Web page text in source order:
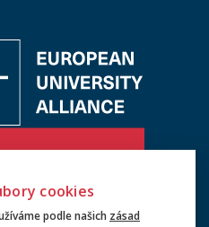
cookies
podle našich zásad